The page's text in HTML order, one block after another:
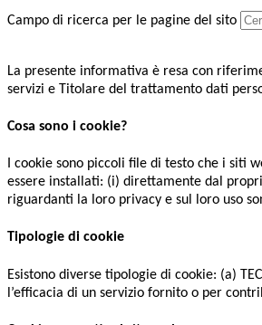
Campo di ricerca per le pagine del sito
La presente informativa è resa con
servizi e Titolare del trattamento dati
Cosa sono i cookie?
I cookie sono piccoli file di testo che i siti
essere installati: (i) direttamente dal
riguardanti la loro privacy e sul loro uso
Tipologie di cookie
Esistono diverse tipologie di cookie: (a)
l’efficacia di un servizio fornito o per